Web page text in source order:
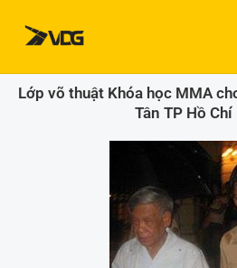
dung
Lớp võ thuật Khóa học MMA
Tân TP Hồ